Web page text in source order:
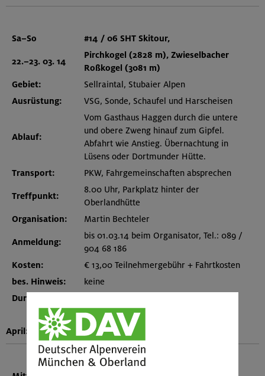
Sa–So #14 / 06 SHT Skitour,
22.–23. 03. 14
Pirchkogel (2828 m), Zwieselbacher
Roßkogel (3081 m)
Gebiet:
Sellraintal, Stubaier Alpen
Ausrüstung:
VSG, Sonde, Schaufel und Harscheisen
Ablauf:
Vom Gasthaus Haggen durch die untere
und obere Zweng hinauf zum Gipfel.
Abfahrt wie Anstieg. Übernachtung in
Lüsens oder Dortmunder Hütte.
Transport:
PKW, Fahrgemeinschaften absprechen
Treffpunkt:
8.00 Uhr, Parkplatz hinter der
Oberlandhütte
Organisation:
Martin Bechteler
Anmeldung:
bis 01.03.14 beim Organisator, Tel.: 089 /
904 68 186
Kosten:
€ 13,00 Teilnehmergebühr + Fahrtkosten
bes. Hinweis:
keine
Durchführung:
April: